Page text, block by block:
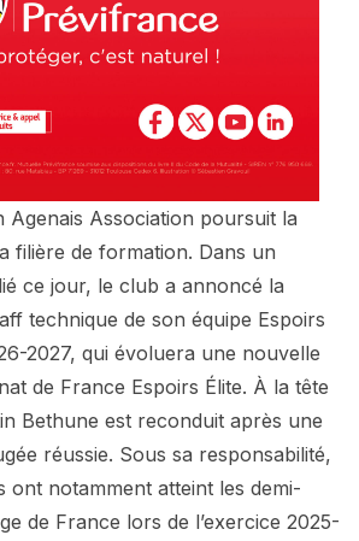
Agenais Association poursuit la
filière de formation. Dans un
ce jour, le club a annoncé la
technique de son équipe Espoirs
2027, qui évoluera une nouvelle
de France Espoirs Élite. À la tête
Bethune est reconduit après une
réussie. Sous sa responsabilité,
ont notamment atteint les demi-
de France lors de l’exercice 2025-